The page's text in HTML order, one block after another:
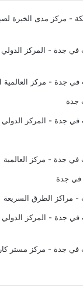
- مركز مدى الخبرة
في جدة - المركز الدولي
في جدة - مركز العالمية
جدة
في جدة - المركز الدولي
في جدة - مركز العالمية
في جدة
- مراكز الطرق السريعة
في جدة - المركز الدولي
في جدة - مركز مستر